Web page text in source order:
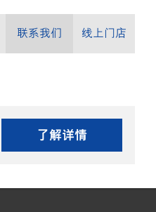
联系我们 线上门店
了解详情